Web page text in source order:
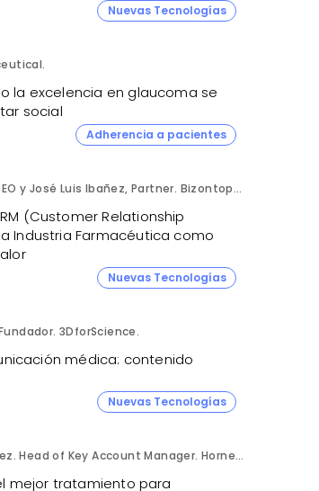
Nuevas Tecnologías
la excelencia en glaucoma se
social
Adherencia a pacientes
Rosa Vázquez, CEO y José Luis Ibañez, Partner. Bizontop Group, SL.
(Customer Relationship
Industria Farmacéutica como
Nuevas Tecnologías
3DforScience.
médica: contenido
Nuevas Tecnologías
Fernando Martínez. Head of Key Account Manager. Hornetsecurity.
mejor tratamiento para